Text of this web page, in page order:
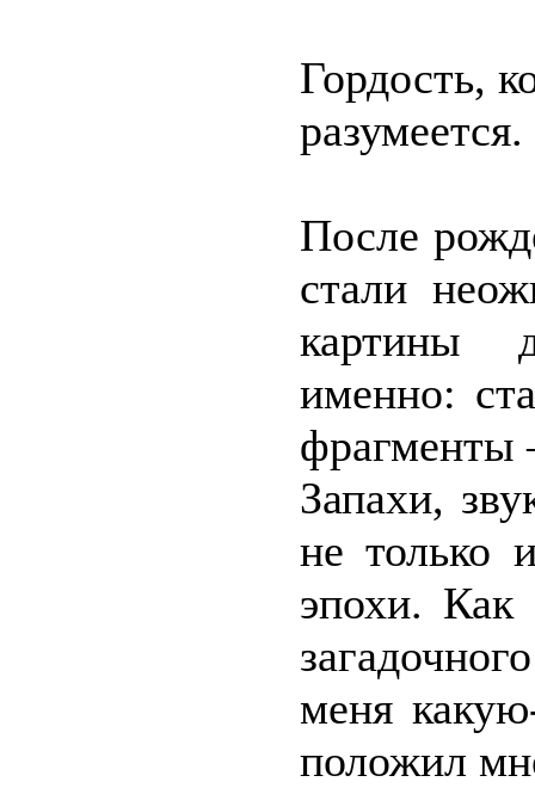
Гордость,
После
стали
картины
именно:
фрагменты
Запахи,
не только
эпохи. Как
меня
положил